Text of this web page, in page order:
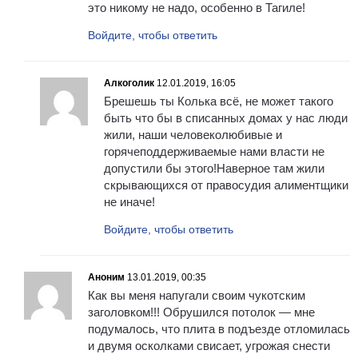
это никому не надо, особенно в Тагиле!
Войдите, чтобы ответить
Алкоголик 12.01.2019, 16:05
Брешешь ты Колька всё, не может такого
быть что бы в списанных домах у нас люди
жили, наши человеколюбивые и
горячеподдерживаемые нами власти не
допустили бы этого!Наверное там жили
скрывающихся от правосудия алиментщики
не иначе!
Войдите, чтобы ответить
Аноним 13.01.2019, 00:35
Как вы меня напугали своим чукотским
заголовком!!! Обрушился потолок — мне
подумалось, что плита в подъезде отломилась
и двумя осколками свисает, угрожая снести